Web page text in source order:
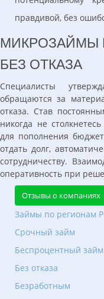
правдивой, без
МИКРОЗАЙМЫ
БЕЗ ОТКАЗА
Специалисты
обращаются за
отказа. Став
никогда не
для пополнения
отдать долг,
сотрудничеству.
оперативность при
Отзывы о компаниях
Займы по регионам
Срочный займ
Беспроцентный займ
Без отказа
Безработным